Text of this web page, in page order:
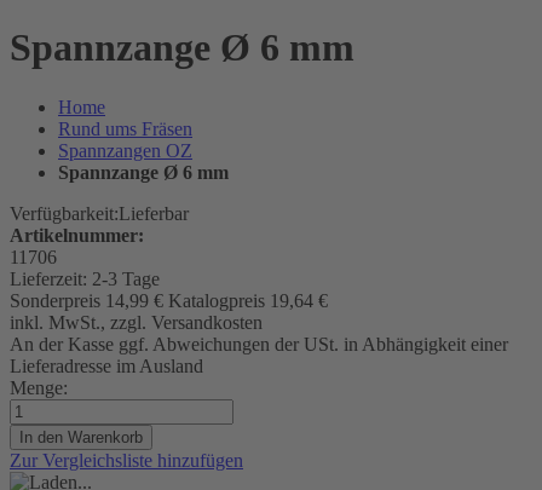
Spannzange Ø 6 mm
Home
Rund ums Fräsen
Spannzangen OZ
Spannzange Ø 6 mm
Verfügbarkeit:Lieferbar
Artikelnummer:
11706
Lieferzeit: 2-3 Tage
Sonderpreis 14,99 € Katalogpreis 19,64 €
inkl. MwSt., zzgl. Versandkosten
An der Kasse ggf. Abweichungen der USt. in Abhängigkeit einer
Lieferadresse im Ausland
Menge:
In den Warenkorb
Zur Vergleichsliste hinzufügen